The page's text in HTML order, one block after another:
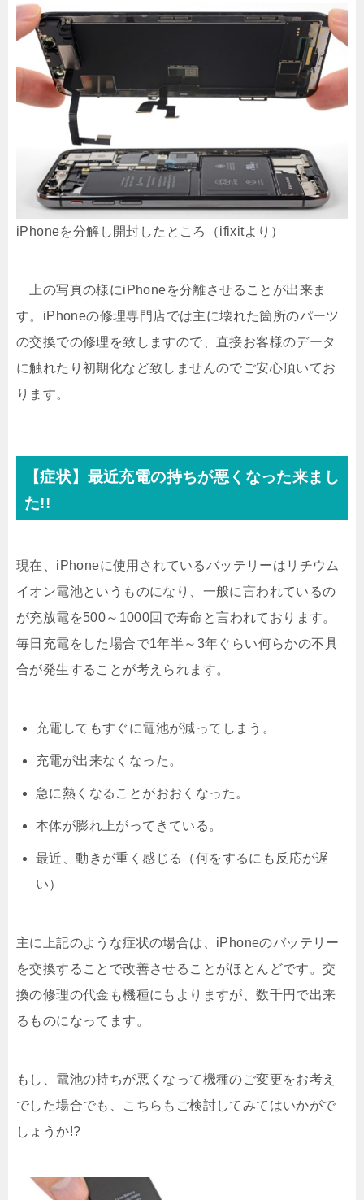
iPhoneを分解し開封したところ（ifixitより）
上の写真の様にiPhoneを分離させることが出来ま
す。iPhoneの修理専門店では主に壊れた箇所のパーツ
の交換での修理を致しますので、直接お客様のデータ
に触れたり初期化など致しませんのでご安心頂いてお
ります。
【症状】最近充電の持ちが悪くなった来まし
た!!
現在、iPhoneに使用されているバッテリーはリチウム
イオン電池というものになり、一般に言われているの
が充放電を500～1000回で寿命と言われております。
毎日充電をした場合で1年半～3年ぐらい何らかの不具
合が発生することが考えられます。
充電してもすぐに電池が減ってしまう。
充電が出来なくなった。
急に熱くなることがおおくなった。
本体が膨れ上がってきている。
最近、動きが重く感じる（何をするにも反応が遅
い）
主に上記のような症状の場合は、iPhoneのバッテリー
を交換することで改善させることがほとんどです。交
換の修理の代金も機種にもよりますが、数千円で出来
るものになってます。
もし、電池の持ちが悪くなって機種のご変更をお考え
でした場合でも、こちらもご検討してみてはいかがで
しょうか!?